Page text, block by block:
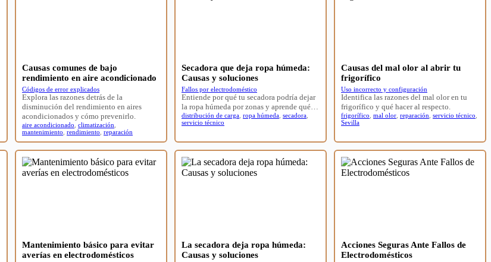
Causas comunes de bajo
rendimiento en aire acondicionado
Códigos de error explicados
Explora las razones detrás de la
disminución del rendimiento en aires
acondicionados y cómo prevenirlo.
aire acondicionado climatización
mantenimiento rendimiento reparación
Secadora que deja ropa húmeda:
Causas y soluciones
Fallos por electrodoméstico
Entiende por qué tu secadora podría dejar
la ropa húmeda por zonas y aprende qué…
distribución de carga ropa húmeda secadora
servicio técnico
Causas del mal olor al abrir tu
frigorífico
Uso incorrecto y configuración
Identifica las razones del mal olor en tu
frigorífico y qué hacer al respecto.
frigorífico mal olor reparación servicio técnico
Sevilla
Mantenimiento básico para evitar
averías en electrodomésticos
La secadora deja ropa húmeda:
Causas y soluciones
Acciones Seguras Ante Fallos de
Electrodomésticos